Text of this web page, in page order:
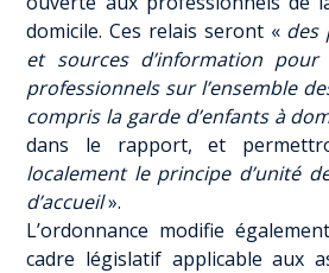
domicile. Ces relais seront « des
et sources d’information
professionnels sur l’ensemble
compris la garde d’enfants à
dans le rapport, et
localement le principe d’unité
d’accueil».
L’ordonnance modifie
cadre législatif applicable aux